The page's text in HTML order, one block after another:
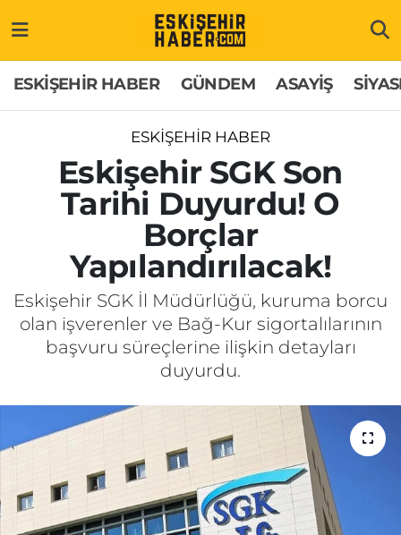
ESKİŞEHİR HABER GÜNDEM ASAYİŞ
ESKİŞEHİR HABER
Eskişehir SGK Son
Tarihi Duyurdu! O
Borçlar
Yapılandırılacak!
Eskişehir SGK İl Müdürlüğü, kuruma borcu
olan işverenler ve Bağ-Kur sigortalılarının
başvuru süreçlerine ilişkin detayları
duyurdu.
GÜNDEM
ASAYİŞ
SİYASET
EKONOMİ
SAĞLIK
EĞİTİM
MAGAZİN
ESKİŞEHİRSPOR
Hakkımızda
İletişim
Künye
Odunpazarı Trafik Yoğunluk Haritası
Süper Lig Puan Durumu ve Fikstür
Tüm Manşetler
Son Dakika Haberleri
Haber Arşivi